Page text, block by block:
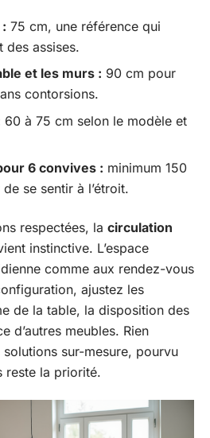
75 cm, une référence qui
des assises.
et les murs : 90 cm pour
contorsions.
60 à 75 cm selon le modèle et
6 convives : minimum 150
se sentir à l’étroit.
respectées, la circulation
instinctive. L’espace
comme aux rendez-vous
ajustez les
de la table, la disposition des
d’autres meubles. Rien
solutions sur-mesure, pourvu
reste la priorité.